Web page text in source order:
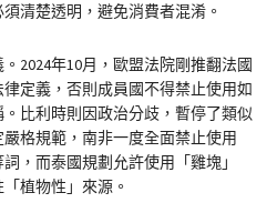
清楚透明，避免消費者混淆。
2024年10月，歐盟法院剛推翻法國
定義，否則成員國不得禁止使用如
。比利時則因政治分歧，暫停了類似
格規範，南非一度全面禁止使用
，而泰國規劃允許使用「雞塊」
植物性」來源。